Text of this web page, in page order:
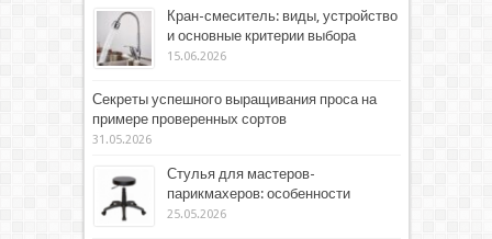
Кран-смеситель: виды, устройство
и основные критерии выбора
15.06.2026
Секреты успешного выращивания проса на
примере проверенных сортов
31.05.2026
Стулья для мастеров-
парикмахеров: особенности
25.05.2026